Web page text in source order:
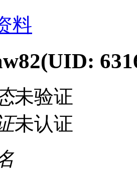
料
(UID:
未验证
未认证